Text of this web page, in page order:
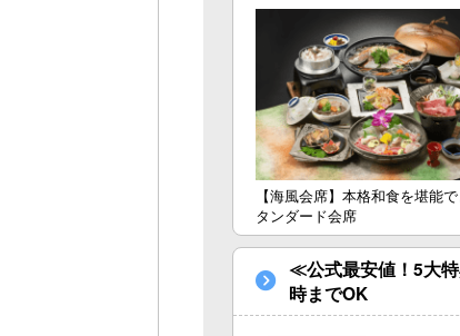
【海風会席】本格和食を堪能
タンダード会席
≪公式最安値！5大
時までOK